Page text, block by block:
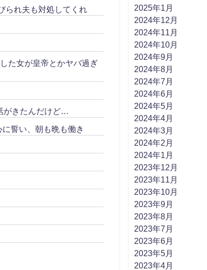
られ夫も対処してくれ
た女が皇帝とかヤバ過ぎ
がきたんだけど…
誓い、朝も晩も働き
2025年1月
2024年12月
2024年11月
2024年10月
2024年9月
2024年8月
2024年7月
2024年6月
2024年5月
2024年4月
2024年3月
2024年2月
2024年1月
2023年12月
2023年11月
2023年10月
2023年9月
2023年8月
2023年7月
2023年6月
2023年5月
2023年4月